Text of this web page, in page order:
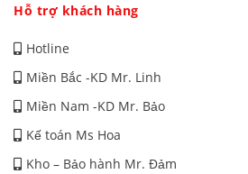
Hỗ trợ khách hàng
Hotline
Miền Bắc -KD Mr. Linh
Miền Nam -KD Mr. Bảo
Kế toán Ms Hoa
Kho – Bảo hành Mr. Đảm